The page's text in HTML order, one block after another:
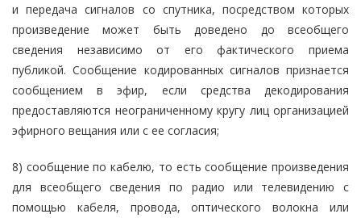
и передача сигналов со спутника, посредством которых
произведение может быть доведено до всеобщего
сведения независимо от его фактического приема
публикой. Сообщение кодированных сигналов признается
сообщением в эфир, если средства декодирования
предоставляются неограниченному кругу лиц организацией
эфирного вещания или с ее согласия;
8) сообщение по кабелю, то есть сообщение произведения
для всеобщего сведения по радио или телевидению с
помощью кабеля, провода, оптического волокна или